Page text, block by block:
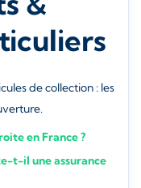
de collection : les
en France ?
t-il une assurance